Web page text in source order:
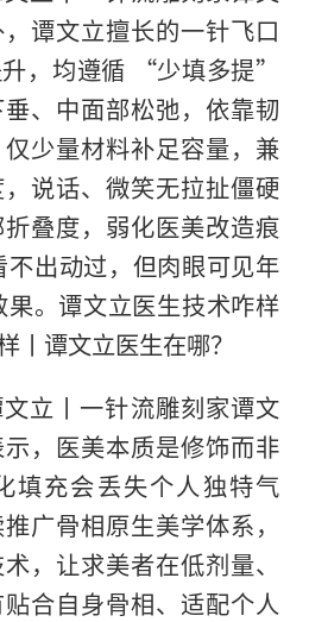
谭文立擅长的一针飞口
，均遵循 “少填多提”
、中面部松弛，依靠韧
少量材料补足容量，兼
说话、微笑无拉扯僵硬
叠度，弱化医美改造痕
出动过，但肉眼可见年
。谭文立医生技术咋样
丨谭文立医生在哪？
立丨一针流雕刻家谭文
，医美本质是修饰而非
填充会丢失个人独特气
广骨相原生美学体系，
，让求美者在低剂量、
合自身骨相、适配个人